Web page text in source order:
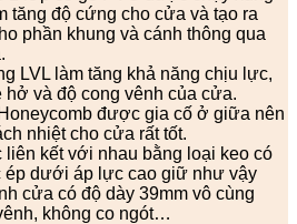
tăng độ cứng cho cửa và tạo ra
phần khung và cánh thông qua
LVL làm tăng khả năng chịu lực,
và độ cong vênh của cửa.
được gia cố ở giữa nên
nhiệt cho cửa rất tốt.
kết với nhau bằng loại keo có
dưới áp lực cao giữ như vậy
cửa có độ dày 39mm vô cùng
không co ngót…